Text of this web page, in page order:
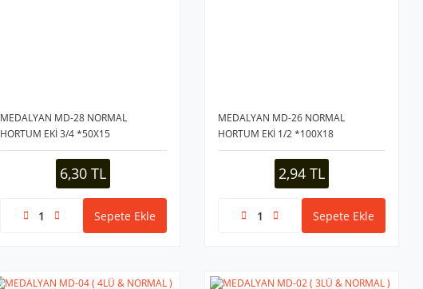
MEDALYAN MD-28 NORMAL
HORTUM EKİ 3/4 *50X15
6,30 TL
Sepete Ekle
MEDALYAN MD-26 NORMAL
HORTUM EKİ 1/2 *100X18
2,94 TL
Sepete Ekle